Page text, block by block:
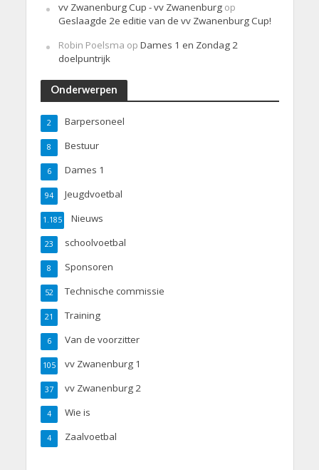
vv Zwanenburg Cup - vv Zwanenburgop
Geslaagde 2e editie van de vv Zwanenburg Cup!
Robin Poelsma op Dames 1 en Zondag 2
doelpuntrijk
Onderwerpen
Barpersoneel
2
Bestuur
8
Dames 1
6
Jeugdvoetbal
94
Nieuws
1.185
schoolvoetbal
23
Sponsoren
8
Technische commissie
52
Training
21
Van de voorzitter
6
vv Zwanenburg 1
105
vv Zwanenburg 2
37
Wie is
4
Zaalvoetbal
4